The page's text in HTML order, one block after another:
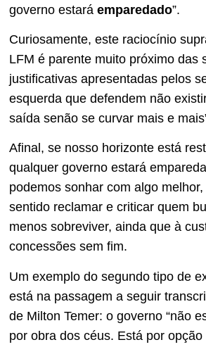
governo estará emparedado”.
Curiosamente, este raciocínio
LFM é parente muito próximo das
justificativas apresentadas pelos
esquerda que defendem não
saída senão se curvar mais e
Afinal, se nosso horizonte está
qualquer governo estará
podemos sonhar com algo
sentido reclamar e criticar quem
menos sobreviver, ainda que à
concessões sem fim.
Um exemplo do segundo tipo de
está na passagem a seguir
de Milton Temer: o governo “não
por obra dos céus. Está por